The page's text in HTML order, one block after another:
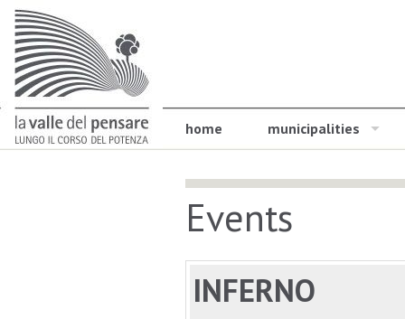
home municipalities
Events
INFERNO